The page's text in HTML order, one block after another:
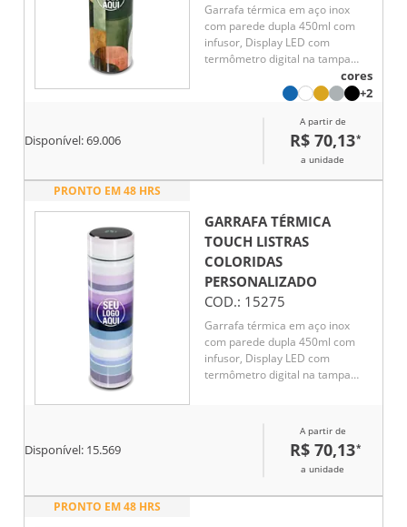
Garrafa térmica em aço inox
com parede dupla 450ml com
infusor, Display LED com
termômetro digital na tampa
para indicar a temperatura do
líquido, Conserva líquido quente
cores
+2
Disponível:69.006
A partir de
R$ 70,13*
a unidade
PRONTO EM 48 HRS
GARRAFA TÉRMICA
TOUCH LISTRAS
COLORIDAS
PERSONALIZADO
COD.: 15275
Garrafa térmica em aço inox
com parede dupla 450ml com
infusor, Display LED com
termômetro digital na tampa
Disponível: 15.569
A partir de
R$ 70,13*
a unidade
PRONTO EM 48 HRS